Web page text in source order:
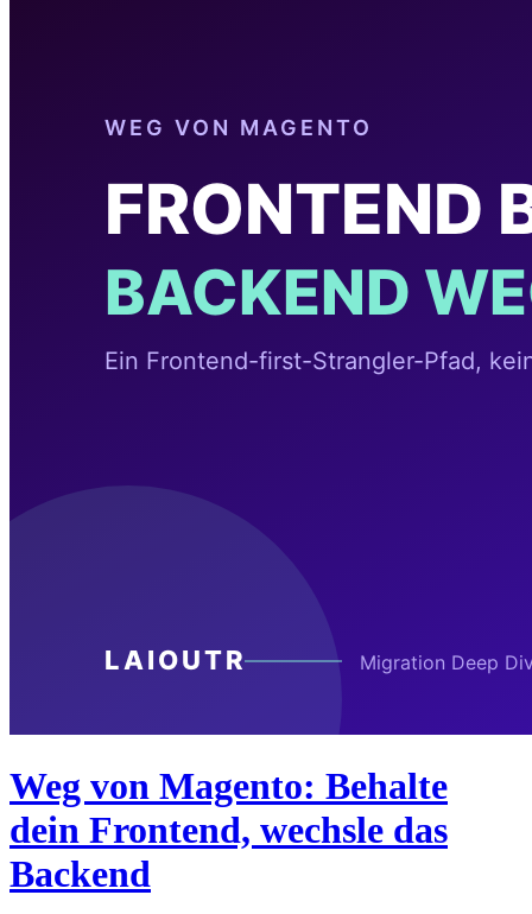
Weg von Magento: Behalte
dein Frontend, wechsle das
Backend